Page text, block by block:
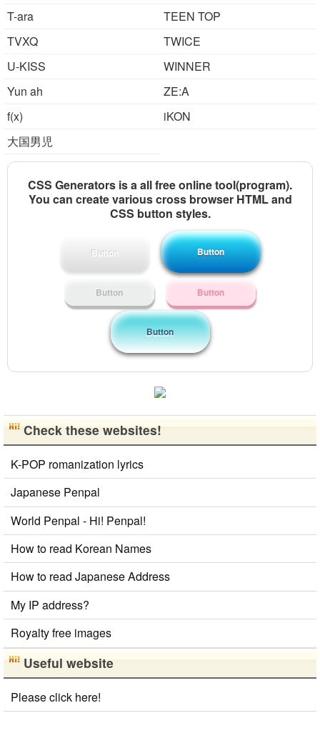
T-ara
TEEN TOP
TVXQ
TWICE
U-KISS
WINNER
Yun ah
ZE:A
f(x)
iKON
大国男児
CSS Generators is a all free online tool(program).
You can create various cross browser HTML and
CSS button styles.
Button Button
Button Button
Button
Check these websites!
K-POP romanization lyrics
Japanese Penpal
World Penpal - Hi! Penpal!
How to read Korean Names
How to read Japanese Address
My IP address?
Royalty free images
Useful website
Please click here!